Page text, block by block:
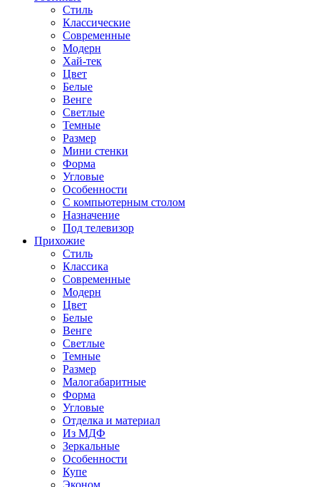
Стиль
Классические
Современные
Модерн
Хай-тек
Цвет
Белые
Венге
Светлые
Темные
Размер
Мини стенки
Форма
Угловые
Особенности
С компьютерным столом
Назначение
Под телевизор
Прихожие
Стиль
Классика
Современные
Модерн
Цвет
Белые
Венге
Светлые
Темные
Размер
Малогабаритные
Форма
Угловые
Отделка и материал
Из МДФ
Зеркальные
Особенности
Купе
Эконом